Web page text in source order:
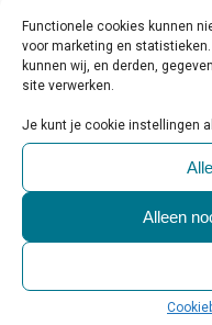
Functionele cookies kunnen
voor marketing en
kunnen wij, en derden,
site verwerken.
Je kunt je cookie instellingen
Alleen
01 JUN
DE KOP’
BREDER
Geplaatst op
Evenementen ,
Bron:
navigeren: het